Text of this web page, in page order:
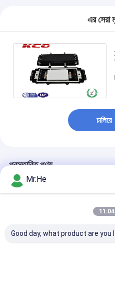
এর সেরা
চালিয়ে
প্রস্তাবিত পণ্য
Mr.He
Good day, what product are you